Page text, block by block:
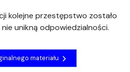
kolejne przestępstwo zostało
unikną odpowiedzialności.
materiału